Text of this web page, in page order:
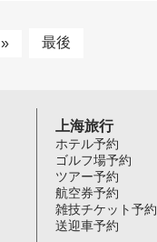
» 最後
上海旅行
ホテル予約
ゴルフ場予約
ツアー予約
航空券予約
雑技チケット予約
送迎車予約